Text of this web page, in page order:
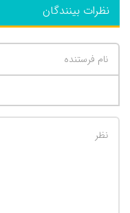
نظرات بینندگان